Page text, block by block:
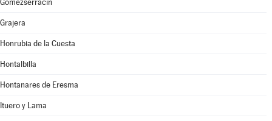
Gomezserracín
Grajera
Honrubia de la Cuesta
Hontalbilla
Hontanares de Eresma
Ituero y Lama